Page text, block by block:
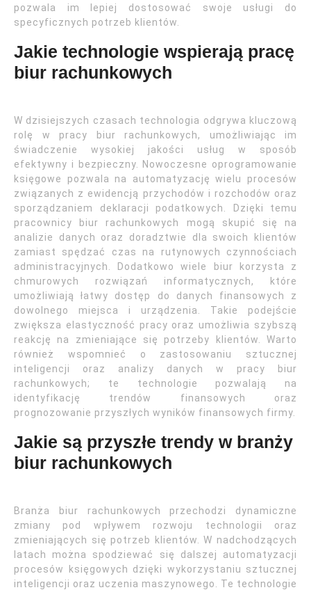
pozwala im lepiej dostosować swoje usługi do
specyficznych potrzeb klientów.
Jakie technologie wspierają pracę
biur rachunkowych
W dzisiejszych czasach technologia odgrywa kluczową
rolę w pracy biur rachunkowych, umożliwiając im
świadczenie wysokiej jakości usług w sposób
efektywny i bezpieczny. Nowoczesne oprogramowanie
księgowe pozwala na automatyzację wielu procesów
związanych z ewidencją przychodów i rozchodów oraz
sporządzaniem deklaracji podatkowych. Dzięki temu
pracownicy biur rachunkowych mogą skupić się na
analizie danych oraz doradztwie dla swoich klientów
zamiast spędzać czas na rutynowych czynnościach
administracyjnych. Dodatkowo wiele biur korzysta z
chmurowych rozwiązań informatycznych, które
umożliwiają łatwy dostęp do danych finansowych z
dowolnego miejsca i urządzenia. Takie podejście
zwiększa elastyczność pracy oraz umożliwia szybszą
reakcję na zmieniające się potrzeby klientów. Warto
również wspomnieć o zastosowaniu sztucznej
inteligencji oraz analizy danych w pracy biur
rachunkowych; te technologie pozwalają na
identyfikację trendów finansowych oraz
prognozowanie przyszłych wyników finansowych firmy.
Jakie są przyszłe trendy w branży
biur rachunkowych
Branża biur rachunkowych przechodzi dynamiczne
zmiany pod wpływem rozwoju technologii oraz
zmieniających się potrzeb klientów. W nadchodzących
latach można spodziewać się dalszej automatyzacji
procesów księgowych dzięki wykorzystaniu sztucznej
inteligencji oraz uczenia maszynowego. Te technologie